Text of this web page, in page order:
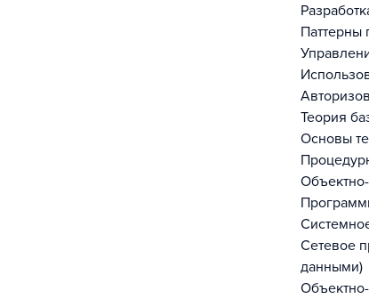
Паттерны
Теория
Основы
Сетевое
данными)